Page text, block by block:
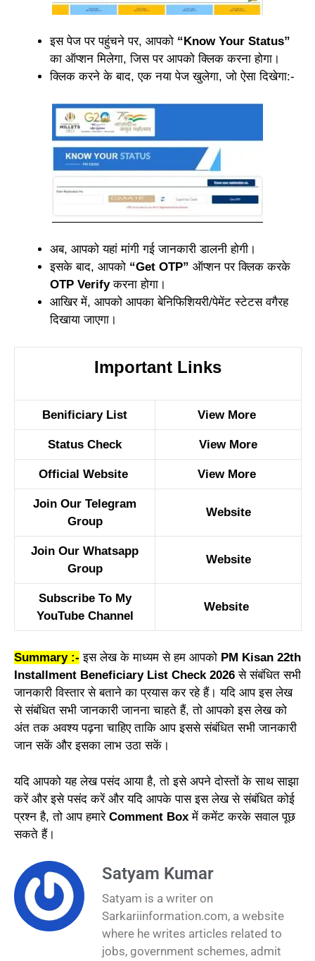
इस पेज पर पहुंचने पर, आपको “Know Your Status”
का ऑप्शन मिलेगा, जिस पर आपको क्लिक करना होगा।
क्लिक करने के बाद, एक नया पेज खुलेगा, जो ऐसा दिखेगा:-
अब, आपको यहां मांगी गई जानकारी डालनी होगी।
इसके बाद, आपको “Get OTP” ऑप्शन पर क्लिक करके
OTP Verifyकरना होगा।
आखिर में, आपको आपका बेनिफिशियरी/पेमेंट स्टेटस वगैरह
दिखाया जाएगा।
Important Links
Benificiary List View More
Status Check View More
Official Website View More
Join Our Telegram
Group
Website
Join Our Whatsapp
Group
Website
Subscribe To My
YouTube Channel
Website
Summary :- इस लेख के माध्यम से हम आपको PM Kisan 22th
Installment Beneficiary List Check 2026 से संबंधित सभी
जानकारी विस्तार से बताने का प्रयास कर रहे हैं। यदि आप इस लेख
से संबंधित सभी जानकारी जानना चाहते हैं, तो आपको इस लेख को
अंत तक अवश्य पढ़ना चाहिए ताकि आप इससे संबंधित सभी जानकारी
जान सकें और इसका लाभ उठा सकें।
यदि आपको यह लेख पसंद आया है, तो इसे अपने दोस्तों के साथ साझा
करें और इसे पसंद करें और यदि आपके पास इस लेख से संबंधित कोई
प्रश्न है, तो आप हमारे Comment Box में कमेंट करके सवाल पूछ
सकते हैं।
Satyam Kumar
Satyam is a writer on
Sarkariinformation.com, a website
where he writes articles related to
jobs, government schemes, admit